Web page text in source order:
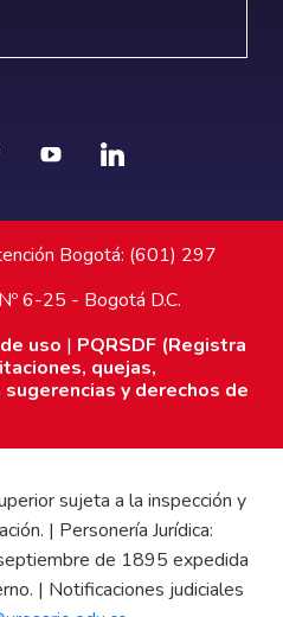
Bogotá: (601) 297
6-25 - Bogotá D.C.
uso | PQRSDF (Registra
quejas,
y derechos de
sujeta a la inspección y
| Personería Jurídica:
de 1895 expedida
| Notificaciones judiciales